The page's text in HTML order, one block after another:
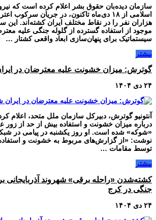
سازمان دیده‌بان حقوق بشر اعلام کرده است که
اسلامی از ۱۸ دی‌ماه تاکنون، در جریان
هزاران نفر را در نقاط مختلف ایران کشته‌اند. این
موجود از استفاده گسترده از گلوله جنگی علیه
سیستماتیک برای پنهان‌سازی ابعاد واقعی کشتار …
بیشتر
گوترش: میزان خشونت علیه معترضان در
۲۴ دی ۱۴۰۴
آنتونیو گوترش، دبیرکل سازمان ملل متحد، اعلام
درباره میزان خشونت و استفاده بیش از حد از زور
«شوکه» شده است. او روز یکشنبه در پیامی در
نوشت: «از گزارش‌های مربوط به خشونت و استفاده
توسط مقامات …
بیشتر
کشته‌شدن «راحله برقی» شهروند آذربایجانی
جنگی در کرج
۲۴ دی ۱۴۰۴